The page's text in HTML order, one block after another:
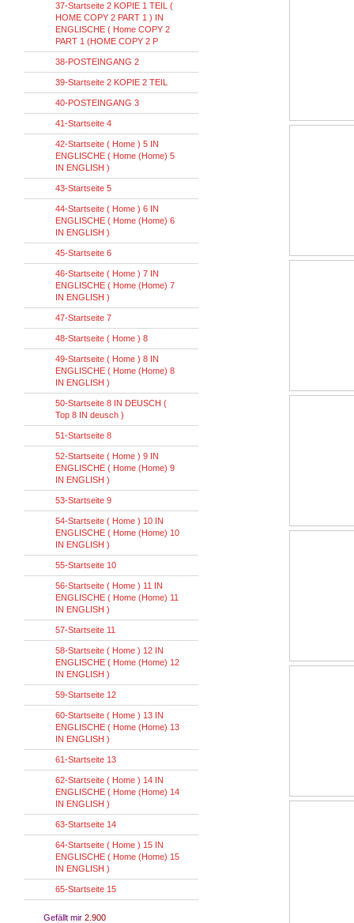
37-Startseite 2 KOPIE 1 TEIL (
HOME COPY 2 PART 1 ) IN
ENGLISCHE ( Home COPY 2
PART 1 (HOME COPY 2 P
38-POSTEINGANG 2
39-Startseite 2 KOPIE 2 TEIL
40-POSTEINGANG 3
41-Startseite 4
42-Startseite ( Home ) 5 IN
ENGLISCHE ( Home (Home) 5
IN ENGLISH )
43-Startseite 5
44-Startseite ( Home ) 6 IN
ENGLISCHE ( Home (Home) 6
IN ENGLISH )
45-Startseite 6
46-Startseite ( Home ) 7 IN
ENGLISCHE ( Home (Home) 7
IN ENGLISH )
47-Startseite 7
48-Startseite ( Home ) 8
49-Startseite ( Home ) 8 IN
ENGLISCHE ( Home (Home) 8
IN ENGLISH )
50-Startseite 8 IN DEUSCH (
Top 8 IN deusch )
51-Startseite 8
52-Startseite ( Home ) 9 IN
ENGLISCHE ( Home (Home) 9
IN ENGLISH )
53-Startseite 9
54-Startseite ( Home ) 10 IN
ENGLISCHE ( Home (Home) 10
IN ENGLISH )
55-Startseite 10
56-Startseite ( Home ) 11 IN
ENGLISCHE ( Home (Home) 11
IN ENGLISH )
57-Startseite 11
58-Startseite ( Home ) 12 IN
ENGLISCHE ( Home (Home) 12
IN ENGLISH )
59-Startseite 12
60-Startseite ( Home ) 13 IN
ENGLISCHE ( Home (Home) 13
IN ENGLISH )
61-Startseite 13
62-Startseite ( Home ) 14 IN
ENGLISCHE ( Home (Home) 14
IN ENGLISH )
63-Startseite 14
64-Startseite ( Home ) 15 IN
ENGLISCHE ( Home (Home) 15
IN ENGLISH )
65-Startseite 15
Gefällt mir 2.900